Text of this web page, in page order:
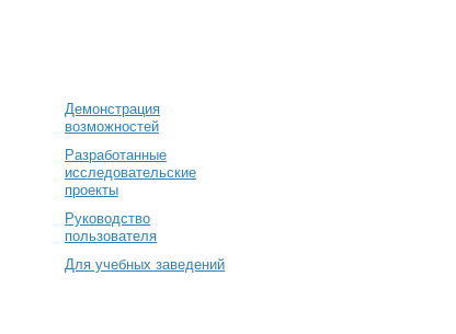
Демонстрация
возможностей
Разработанные
исследовательские
проекты
Руководство
пользователя
Для учебных заведений